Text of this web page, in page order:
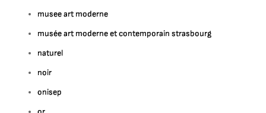
musee art moderne
musée art moderne et contemporain strasbourg
naturel
noir
onisep